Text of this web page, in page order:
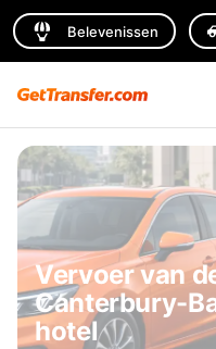
Belevenissen
Vervoer van
Canterbury-
hotel